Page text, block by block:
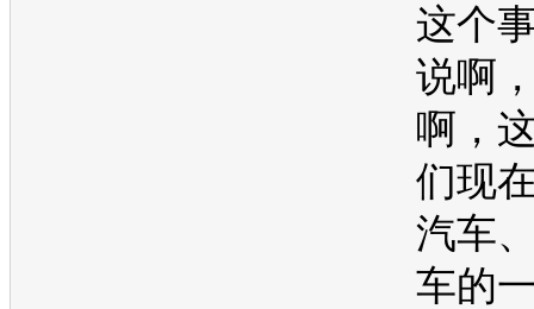
这个
说啊
啊，
们现
汽车
车的